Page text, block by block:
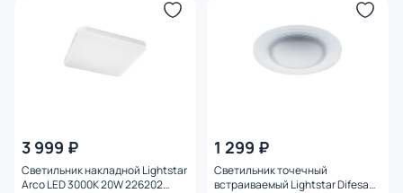
3 999 ₽
Светильник накладной Lightstar
Arco LED 3000K 20W 226202
1 299 ₽
Светильник точечный
встраиваемый Lightstar Difesa